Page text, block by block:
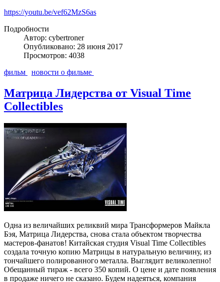
https://youtu.be/vef62MzS6as
Подробности
Автор: cybertroner
Опубликовано: 28 июня 2017
Просмотров: 4038
фильм
новости о фильме
Матрица Лидерства от Visual Time
Collectibles
Одна из величайших реликвий мира Трансформеров Майкла
Бэя, Матрица Лидерства, снова стала объектом творчества
мастеров-фанатов! Китайская студия Visual Time Collectibles
создала точную копию Матрицы в натуральную величину, из
тончайшего полированного металла. Выглядит великолепно!
Обещанный тираж - всего 350 копий. О цене и дате появления
в продаже ничего не сказано. Будем надеяться, компания